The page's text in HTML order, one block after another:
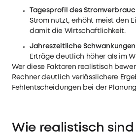
Tagesprofil des
Strom nutzt, erhöht meist den
damit die Wirtschaftlichkeit.
Jahreszeitliche
Erträge deutlich höher als im
Wer diese Faktoren realistisch
Rechner deutlich verlässlichere
Fehlentscheidungen bei der
Wie realistisch